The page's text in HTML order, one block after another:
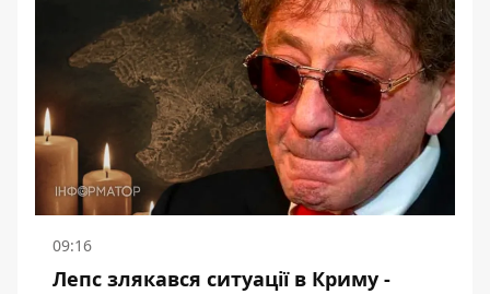
09:16
Лепс злякався ситуації в Криму -